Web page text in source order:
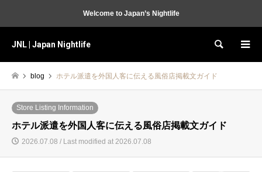
Welcome to Japan’s Nightlife
JNL | Japan Nightlife Search
blog ホテル派遣を外国人客に伝える風俗店掲載文ガイド
Store Listing Information
ホテル派遣を外国人客に伝える風俗店掲載文ガイド
2026.07.08 / Last modified at 2026.07.08